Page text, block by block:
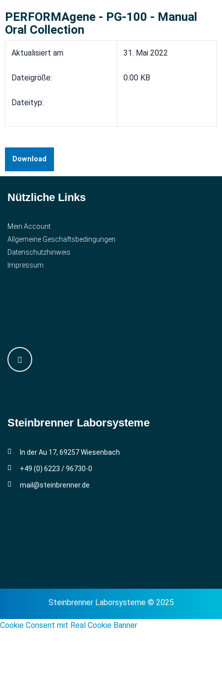
PERFORMAgene - PG-100 - Manual
Oral Collection
Aktualisiert am 31. Mai 2022
Dateigröße: 0.00 KB
Dateityp:
Download
Nützliche Links
Mein Account
Allgemeine Geschäftsbedingungen
Datenschutzhinweis
Impressum
Steinbrenner ­Laborsysteme
In der Au 17, 69257 Wiesenbach
+49 (0) 6223 / 96730-0
mail@steinbrenner.de
Steinbrenner Laborsysteme © 2025
Cookie Consent mit Real Cookie Banner